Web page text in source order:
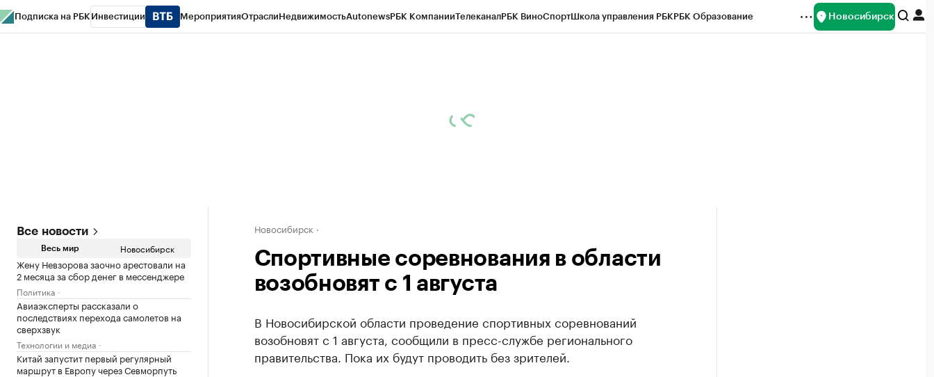
Подписка на РБК Инвестиции МероприятияОтраслиНедвижимостьAutonewsРБК КомпанииТелеканалРБК ВиноСпортШкола управления РБКРБК Образование Новосибирск
Все новости
Весь мир Новосибирск
Жену Невзорова заочно арестовали на
2 месяца за сбор денег в мессенджере
Политика
Авиаэксперты рассказали о
последствиях перехода самолетов на
сверхзвук
Технологии и медиа
Китай запустит первый регулярный
маршрут в Европу через Севморпуть
Новосибирск
Спортивные соревнования в области
возобновят с 1 августа
В Новосибирской области проведение спортивных соревнований
возобновят с 1 августа, сообщили в пресс-службе регионального
правительства. Пока их будут проводить без зрителей.